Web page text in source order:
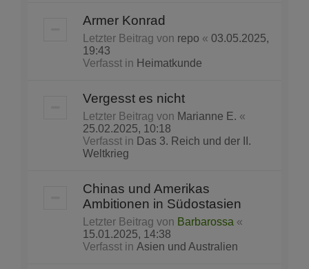
Armer Konrad
Letzter Beitrag von repo « 03.05.2025,
19:43
Verfasst in Heimatkunde
Vergesst es nicht
Letzter Beitrag von Marianne E. «
25.02.2025, 10:18
Verfasst in Das 3. Reich und der II.
Weltkrieg
Chinas und Amerikas
Ambitionen in Südostasien
Letzter Beitrag von Barbarossa «
15.01.2025, 14:38
Verfasst in Asien und Australien